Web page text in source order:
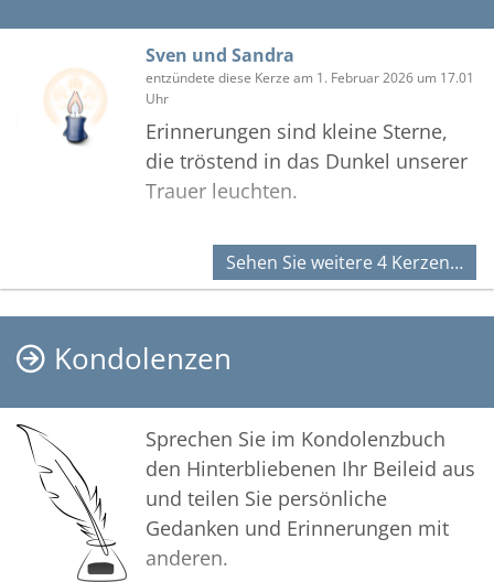
Sven und Sandra
entzündete diese Kerze am 1. Februar 2026 um 17.01
Uhr
Erinnerungen sind kleine Sterne,
die tröstend in das Dunkel unserer
Trauer leuchten.
Sehen Sie weitere 4 Kerzen…
Kondolenzen
Sprechen Sie im Kondolenzbuch
den Hinterbliebenen Ihr Beileid aus
und teilen Sie persönliche
Gedanken und Erinnerungen mit
anderen.